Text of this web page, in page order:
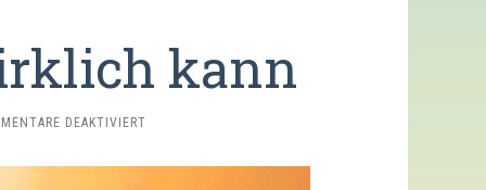
kann
DEAKTIVIERT
MEDITATION